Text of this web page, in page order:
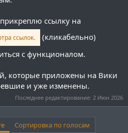
ссылку на
ссылок.
(кликабельно)
с функционалом.
которые приложены на Вики
и уже изменены.
Последнее редактирование: 2 Июн 2026
Сортировка по голосам